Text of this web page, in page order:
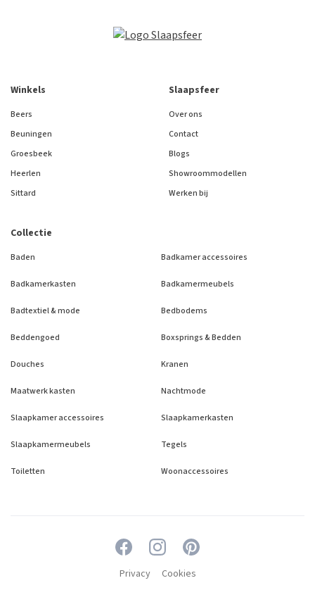
Collectie
Baden Badkamer accessoires
Badkamerkasten Badkamermeubels
Badtextiel & mode Bedbodems
Beddengoed Boxsprings & Bedden
Douches Kranen
Maatwerk kasten Nachtmode
Slaapkamer accessoires Slaapkamerkasten
Slaapkamermeubels Tegels
Toiletten Woonaccessoires
Winkels
Beers
Beuningen
Groesbeek
Heerlen
Sittard
Slaapsfeer
Over ons
Contact
Blogs
Showroommodellen
Werken bij
Privacy Cookies